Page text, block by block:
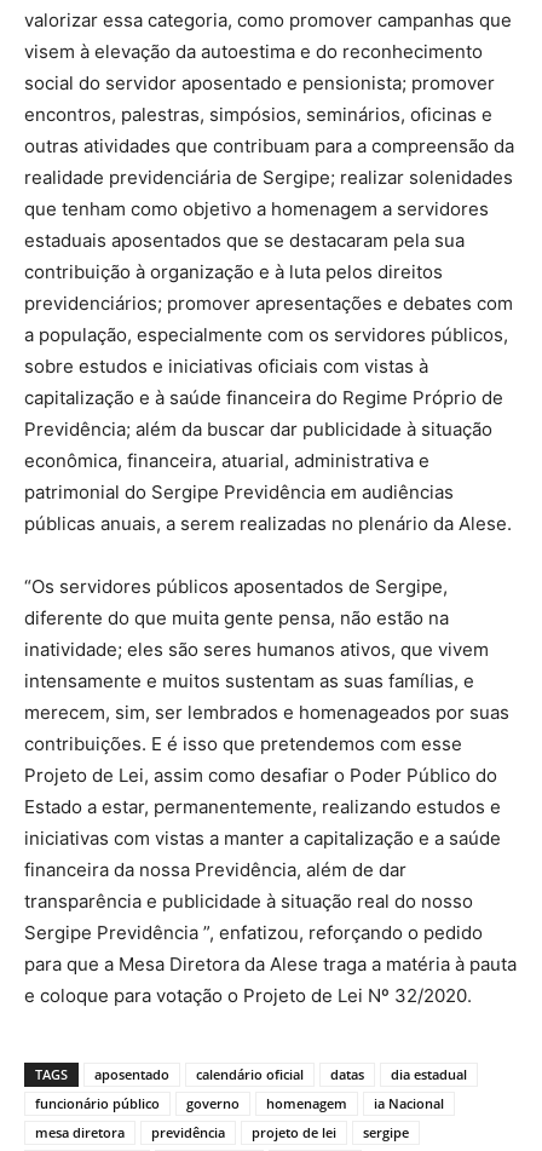
valorizar essa categoria, como promover campanhas que
visem à elevação da autoestima e do reconhecimento
social do servidor aposentado e pensionista; promover
encontros, palestras, simpósios, seminários, oficinas e
outras atividades que contribuam para a compreensão da
realidade previdenciária de Sergipe; realizar solenidades
que tenham como objetivo a homenagem a servidores
estaduais aposentados que se destacaram pela sua
contribuição à organização e à luta pelos direitos
previdenciários; promover apresentações e debates com
a população, especialmente com os servidores públicos,
sobre estudos e iniciativas oficiais com vistas à
capitalização e à saúde financeira do Regime Próprio de
Previdência; além da buscar dar publicidade à situação
econômica, financeira, atuarial, administrativa e
patrimonial do Sergipe Previdência em audiências
públicas anuais, a serem realizadas no plenário da Alese.
“Os servidores públicos aposentados de Sergipe,
diferente do que muita gente pensa, não estão na
inatividade; eles são seres humanos ativos, que vivem
intensamente e muitos sustentam as suas famílias, e
merecem, sim, ser lembrados e homenageados por suas
contribuições. E é isso que pretendemos com esse
Projeto de Lei, assim como desafiar o Poder Público do
Estado a estar, permanentemente, realizando estudos e
iniciativas com vistas a manter a capitalização e a saúde
financeira da nossa Previdência, além de dar
transparência e publicidade à situação real do nosso
Sergipe Previdência ”, enfatizou, reforçando o pedido
para que a Mesa Diretora da Alese traga a matéria à pauta
e coloque para votação o Projeto de Lei Nº 32/2020.
TAGS aposentado calendário oficial datas
dia estadual
funcionário público
governo homenagem
ia Nacional
mesa diretora
previdência projeto de lei
sergipe